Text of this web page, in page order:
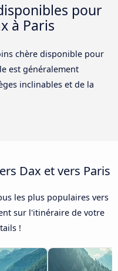
pour
à Paris
chère disponible pour
est généralement
inclinables et de la
Dax et vers Paris
les plus populaires vers
sur l'itinéraire de votre
!